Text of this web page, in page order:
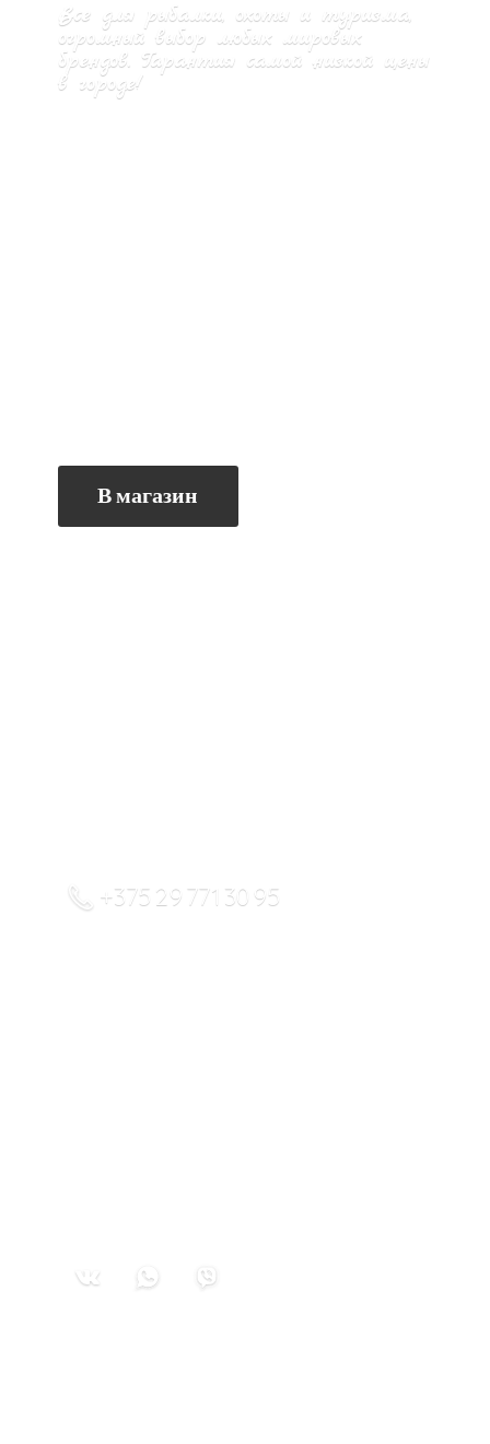
Все для рыбалки, охоты и туризма,
огромный выбор любых мировых
брендов. Гарантия самой низкой цены
в городе!
В магазин
+375 29 771 30 95